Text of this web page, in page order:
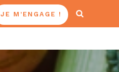
JE M’ENGAGE !